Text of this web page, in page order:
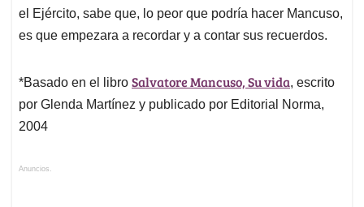
el Ejército, sabe que, lo peor que podría hacer Mancuso,
es que empezara a recordar y a contar sus recuerdos.
*Basado en el libro Salvatore Mancuso, Su vida, escrito
por Glenda Martínez y publicado por Editorial Norma,
2004
Anuncios.